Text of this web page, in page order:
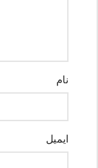
نام
ایمیل